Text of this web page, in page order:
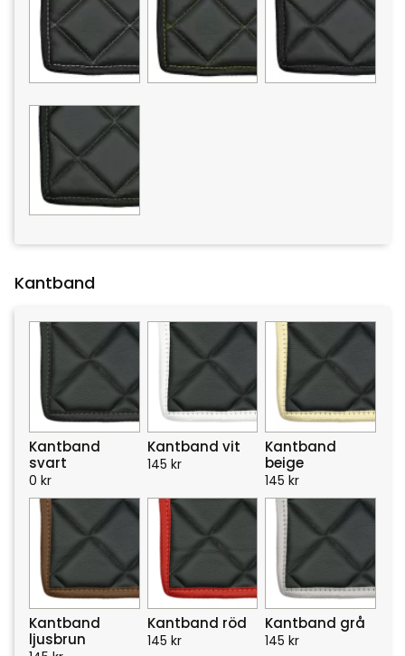
Kantband
Kantband
svart
0 kr
Kantband vit
145 kr
Kantband
beige
145 kr
Kantband
ljusbrun
Kantband röd
145 kr
Kantband grå
145 kr